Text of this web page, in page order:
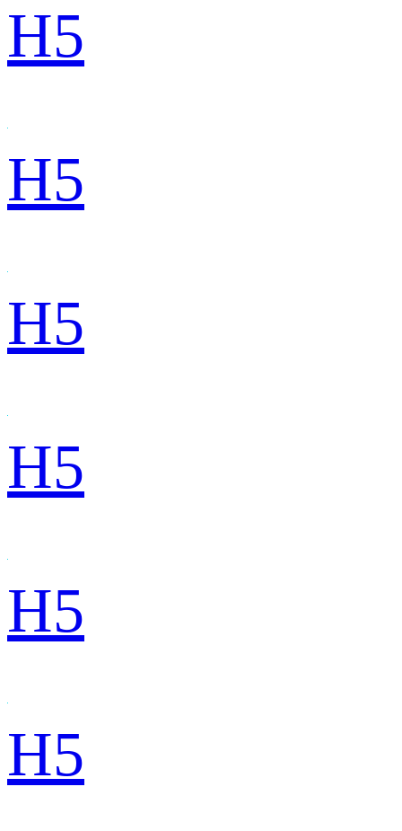
H5
H5
H5
H5
H5
H5